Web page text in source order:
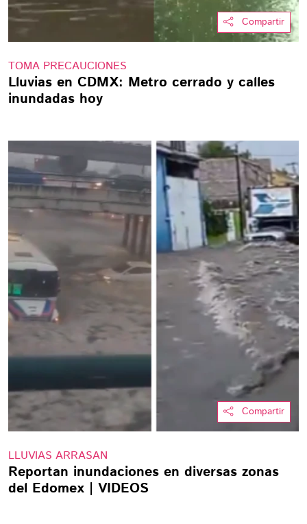
Compartir
TOMA PRECAUCIONES
Lluvias en CDMX: Metro cerrado y calles
inundadas hoy
Compartir
LLUVIAS ARRASAN
Reportan inundaciones en diversas zonas
del Edomex | VIDEOS